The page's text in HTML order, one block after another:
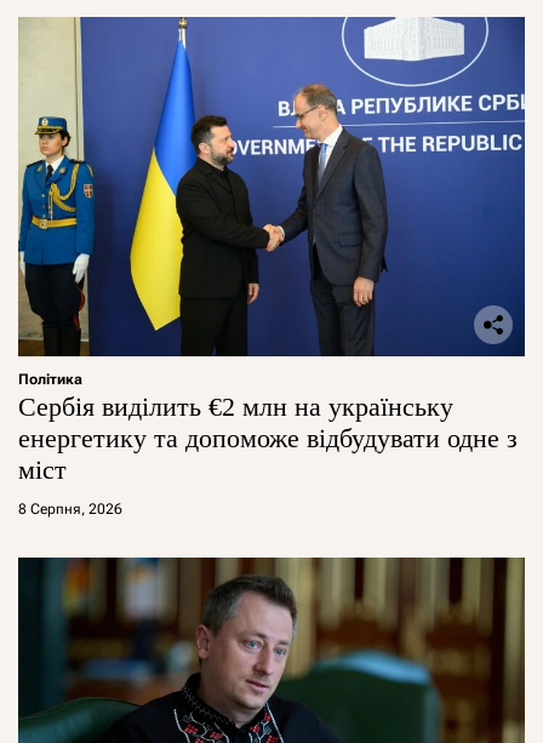
Політика
Сербія виділить €2 млн на українську
енергетику та допоможе відбудувати одне з
міст
8 Серпня, 2026